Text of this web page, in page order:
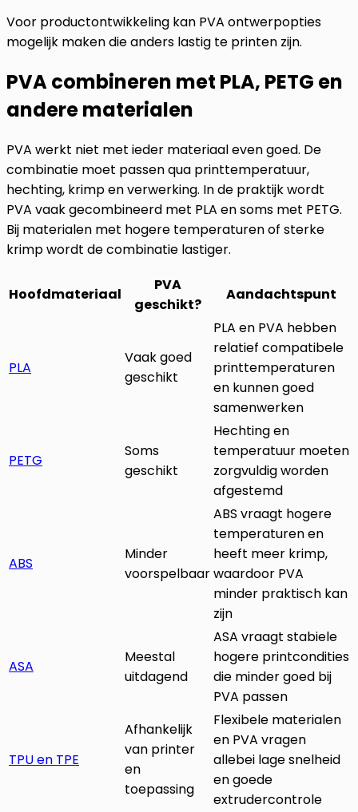
Voor productontwikkeling kan PVA ontwerpopties
mogelijk maken die anders lastig te printen zijn.
PVA combineren met PLA, PETG en
andere materialen
PVA werkt niet met ieder materiaal even goed. De
combinatie moet passen qua printtemperatuur,
hechting, krimp en verwerking. In de praktijk wordt
PVA vaak gecombineerd met PLA en soms met PETG.
Bij materialen met hogere temperaturen of sterke
krimp wordt de combinatie lastiger.
Hoofdmateriaal
PVA
geschikt?
Aandachtspunt
PLA
Vaak goed
geschikt
PLA en PVA hebben
relatief compatibele
printtemperaturen
en kunnen goed
samenwerken
PETG
Soms
geschikt
Hechting en
temperatuur moeten
zorgvuldig worden
afgestemd
ABS
Minder
voorspelbaar
ABS vraagt hogere
temperaturen en
heeft meer krimp,
waardoor PVA
minder praktisch kan
zijn
ASA
Meestal
uitdagend
ASA vraagt stabiele
hogere printcondities
die minder goed bij
PVA passen
TPU en TPE
Afhankelijk
van printer
en
toepassing
Flexibele materialen
en PVA vragen
allebei lage snelheid
en goede
extrudercontrole